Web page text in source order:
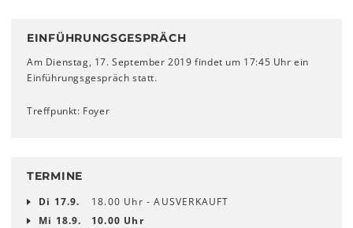
EINFÜHRUNGSGESPRÄCH
Am Dienstag, 17. September 2019 findet um 17:45 Uhr ein
Einführungsgespräch statt.
Treffpunkt: Foyer
TERMINE
Di 17.9.
18.00 Uhr - AUSVERKAUFT
Mi 18.9.
10.00 Uhr